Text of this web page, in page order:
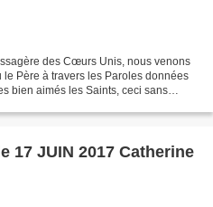
des Cœurs Unis, nous venons
Père à travers les Paroles données
bien aimés les Saints, ceci sans
17 JUIN 2017 Catherine